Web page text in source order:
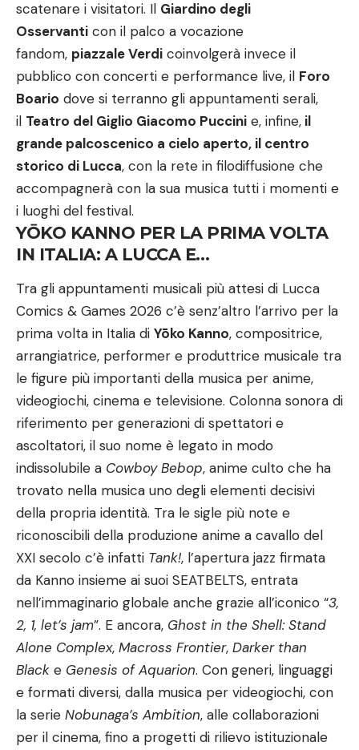
scatenare i visitatori. Il Giardino degli
Osservanti con il palco a vocazione
fandom, piazzale Verdi coinvolgerà invece il
pubblico con concerti e performance live, il Foro
Boario dove si terranno gli appuntamenti serali,
il Teatro del Giglio Giacomo Puccini e, infine, il
grande palcoscenico a cielo aperto, il centro
storico di Lucca, con la rete in filodiffusione che
accompagnerà con la sua musica tutti i momenti e
i luoghi del festival.
YŌKO KANNO PER LA PRIMA VOLTA
IN ITALIA: A LUCCA E…
Tra gli appuntamenti musicali più attesi di Lucca
Comics & Games 2026 c’è senz’altro l’arrivo per la
prima volta in Italia di Yōko Kanno, compositrice,
arrangiatrice, performer e produttrice musicale tra
le figure più importanti della musica per anime,
videogiochi, cinema e televisione. Colonna sonora di
riferimento per generazioni di spettatori e
ascoltatori, il suo nome è legato in modo
indissolubile a Cowboy Bebop, anime culto che ha
trovato nella musica uno degli elementi decisivi
della propria identità. Tra le sigle più note e
riconoscibili della produzione anime a cavallo del
XXI secolo c’è infatti Tank!, l’apertura jazz firmata
da Kanno insieme ai suoi SEATBELTS, entrata
nell’immaginario globale anche grazie all’iconico “3,
2, 1, let’s jam”. E ancora, Ghost in the Shell: Stand
Alone Complex, Macross Frontier, Darker than
Black e Genesis of Aquarion. Con generi, linguaggi
e formati diversi, dalla musica per videogiochi, con
la serie Nobunaga’s Ambition, alle collaborazioni
per il cinema, fino a progetti di rilievo istituzionale